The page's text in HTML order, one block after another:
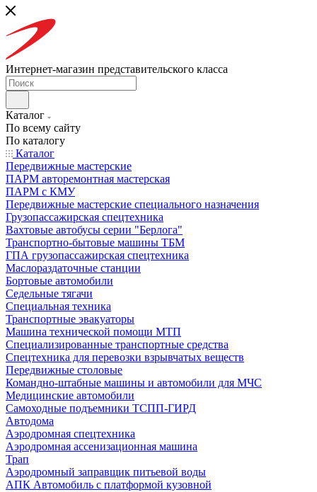
Интернет-магазин представительского класса
Каталог
По всему сайту
По каталогу
Каталог
Передвижные мастерские
ПАРМ авторемонтная мастерская
ПАРМ с КМУ
Передвижные мастерские специального назначения
Грузопассажирская спецтехника
Вахтовые автобусы серии "Берлога"
Транспортно-бытовые машины ТБМ
ГПА грузопассажирская спецтехника
Маслораздаточные станции
Бортовые автомобили
Седельные тягачи
Специальная техника
Транспортные эвакуаторы
Машина технической помощи МТП
Специализированные транспортные средства
Спецтехника для перевозки взрывчатых веществ
Передвижные столовые
Командно-штабные машины и автомобили для МЧС
Медицинские автомобили
Самоходные подъемники ТСПП-ГИРД
Автодома
Аэродромная спецтехника
Аэродромная ассенизационная машина
Трап
Аэродромный заправщик питьевой воды
АПК Автомобиль с платформой кузовной